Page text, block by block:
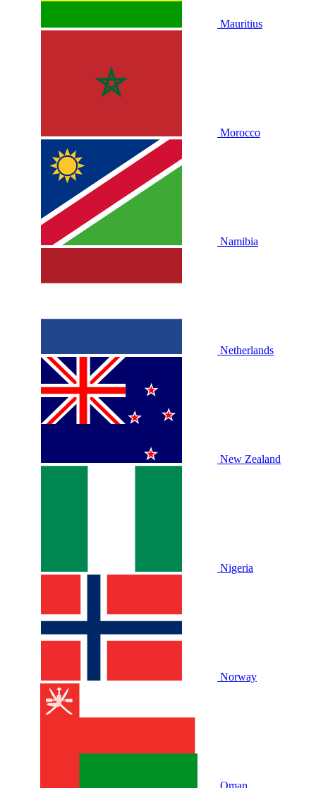
Mauritius
Morocco
Namibia
Netherlands
New Zealand
Nigeria
Norway
Oman